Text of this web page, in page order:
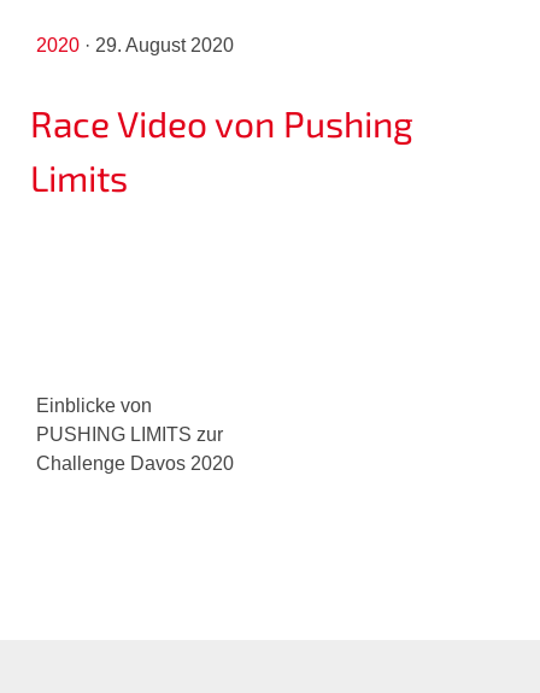
2020 · 29. August 2020
Race Video von Pushing
Limits
Einblicke von
PUSHING LIMITS zur
Challenge Davos 2020